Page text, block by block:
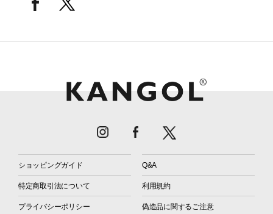
ショッピングガイド Q&A
特定商取引法について 利用規約
プライバシーポリシー 偽造品に関するご注意